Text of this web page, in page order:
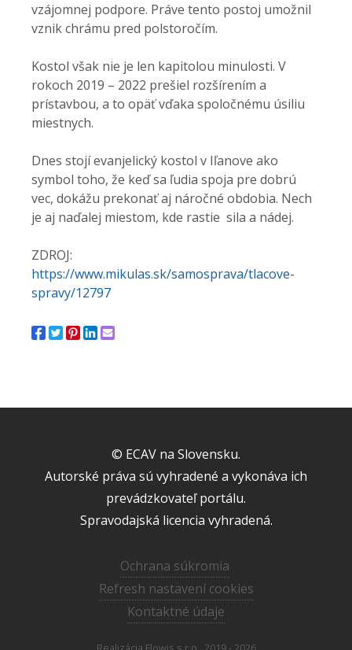
vzájomnej podpore. Práve tento postoj umožnil
vznik chrámu pred polstoročím.
Kostol však nie je len kapitolou minulosti. V
rokoch 2019 – 2022 prešiel rozšírením a
prístavbou, a to opäť vďaka spoločnému úsiliu
miestnych.
Dnes stojí evanjelický kostol v Iľanove ako
symbol toho, že keď sa ľudia spoja pre dobrú
vec, dokážu prekonať aj náročné obdobia. Nech
je aj naďalej miestom, kde rastie sila a nádej.
ZDROJ:
https://www.mikulas.sk/samosprava/tlacove-
spravy/12797
© ECAV na Slovensku.
Autorské práva sú vyhradené a vykonáva ich
prevádzkovateľ portálu.
Spravodajská licencia vyhradená.
Ochrana súkromia
Refresh nastavení cookies
Kontaktné údaje